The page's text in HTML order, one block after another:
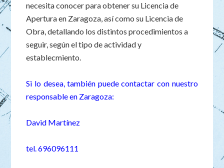
necesita conocer para obtener su Licencia de
Apertura en Zaragoza, así como su Licencia de
Obra, detallando los distintos procedimientos a
seguir, según el tipo de actividad y
establecmiento.
Si lo desea, también puede contactar con nuestro
responsable en Zaragoza:
David Martínez
tel. 696096111